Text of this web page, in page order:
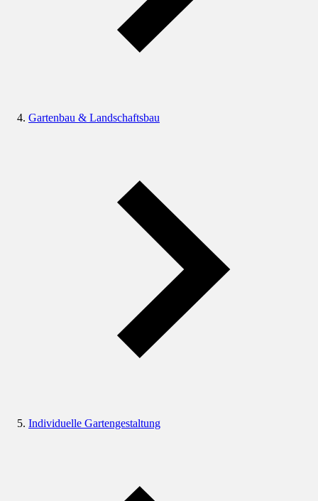
Gartenbau & Landschaftsbau
Individuelle Gartengestaltung